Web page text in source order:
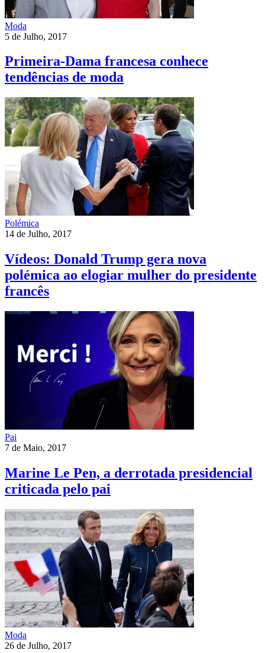
Moda
5 de Julho, 2017
Primeira-Dama francesa conhece
tendências de moda
Polémica
14 de Julho, 2017
Vídeos: Donald Trump gera nova
polémica ao elogiar mulher do presidente
francês
Pai
7 de Maio, 2017
Marine Le Pen, a derrotada presidencial
criticada pelo pai
Moda
26 de Julho, 2017